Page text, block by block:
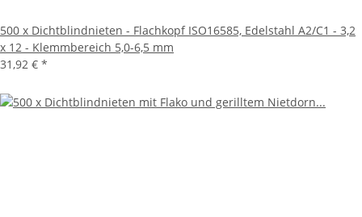
500 x Dichtblindnieten - Flachkopf ISO16585, Edelstahl A2/C1 - 3,2
x 12 - Klemmbereich 5,0-6,5 mm
31,92 € *